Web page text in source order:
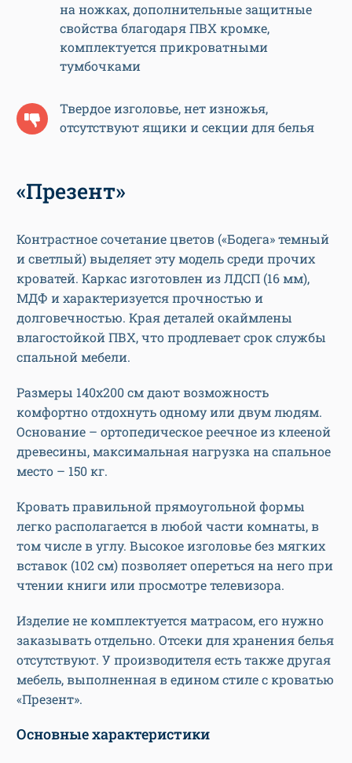
на ножках, дополнительные защитные
свойства благодаря ПВХ кромке,
комплектуется прикроватными
тумбочками
Твердое изголовье, нет изножья,
отсутствуют ящики и секции для белья
«Презент»
Контрастное сочетание цветов («Бодега» темный
и светлый) выделяет эту модель среди прочих
кроватей. Каркас изготовлен из ЛДСП (16 мм),
МДФ и характеризуется прочностью и
долговечностью. Края деталей окаймлены
влагостойкой ПВХ, что продлевает срок службы
спальной мебели.
Размеры 140х200 см дают возможность
комфортно отдохнуть одному или двум людям.
Основание – ортопедическое реечное из клееной
древесины, максимальная нагрузка на спальное
место – 150 кг.
Кровать правильной прямоугольной формы
легко располагается в любой части комнаты, в
том числе в углу. Высокое изголовье без мягких
вставок (102 см) позволяет опереться на него при
чтении книги или просмотре телевизора.
Изделие не комплектуется матрасом, его нужно
заказывать отдельно. Отсеки для хранения белья
отсутствуют. У производителя есть также другая
мебель, выполненная в едином стиле с кроватью
«Презент».
Основные характеристики